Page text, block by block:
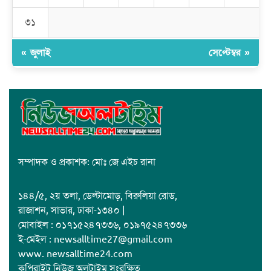
৩১
« জুলাই সেপ্টেম্বর »
সম্পাদক ও প্রকাশক: মোঃ জে এইচ রানা
১৪৪/৫, ২য় তলা, ডেল্টামোড়, বিরুলিয়া রোড,
রাজাশন, সাভার, ঢাকা-১৩৪০ |
মোবাইল : ০১৭১৫২৪৭৩৩৬, ০১৯৭৫২৪৭৩৩৬
ই-মেইল : newsalltime27@gmail.com
www. newsalltime24.com